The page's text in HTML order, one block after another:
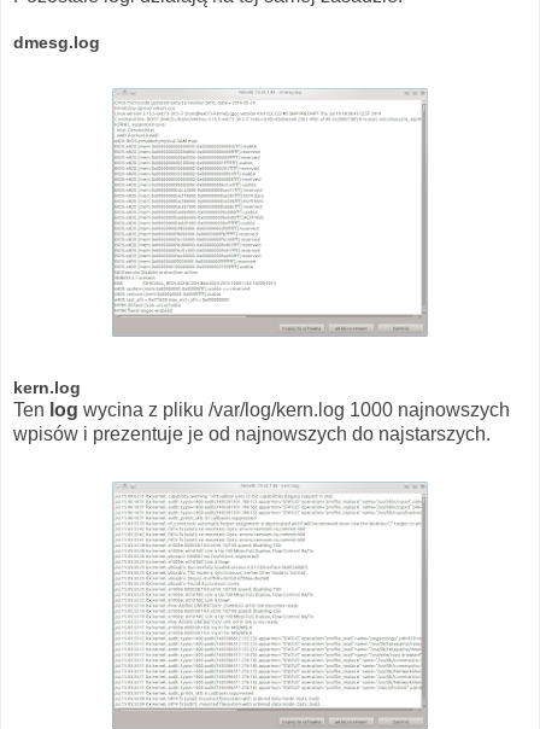
dmesg.log
kern.log
Ten log wycina z pliku /var/log/kern.log 1000 najnowszych
wpisów i prezentuje je od najnowszych do najstarszych.